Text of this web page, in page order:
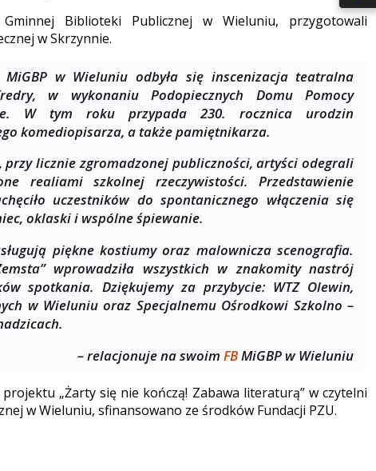
Biblioteki Publicznej w Wieluniu, przygotowali
w Skrzynnie.
w Wieluniu odbyła się inscenizacja teatralna
w wykonaniu Podopiecznych Domu Pomocy
W tym roku przypada 230. rocznica urodzin
komediopisarza, a także pamiętnikarza.
przy licznie zgromadzonej publiczności, artyści odegrali
realiami szkolnej rzeczywistości. Przedstawienie
uczestników do spontanicznego włączenia się
oklaski i wspólne śpiewanie.
piękne kostiumy oraz malownicza scenografia.
wprowadziła wszystkich w znakomity nastrój
spotkania. Dziękujemy za przybycie: WTZ Olewin,
w Wieluniu oraz Specjalnemu Ośrodkowi Szkolno –
– relacjonuje na swoimFBMiGBP w Wieluniu
„Żarty się nie kończą! Zabawa literaturą” w czytelni
w Wieluniu, sfinansowano ze środków Fundacji PZU.